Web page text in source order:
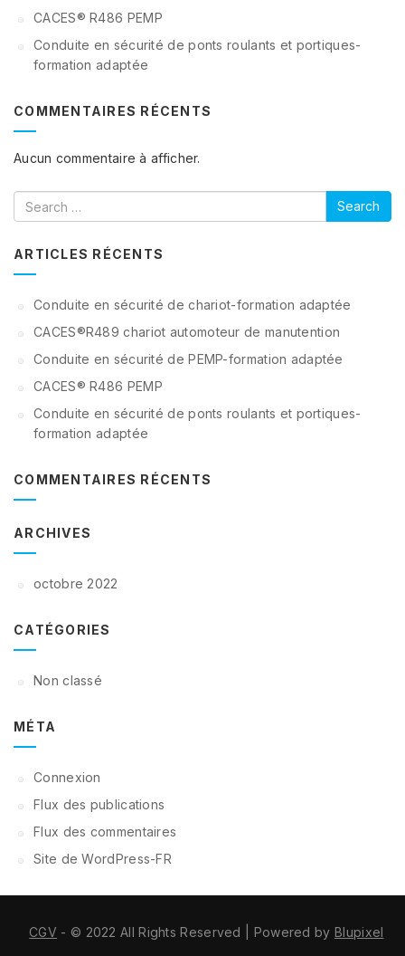
CACES® R486 PEMP
Conduite en sécurité de ponts roulants et portiques-
formation adaptée
COMMENTAIRES RÉCENTS
Aucun commentaire à afficher.
Search
ARTICLES RÉCENTS
Conduite en sécurité de chariot-formation adaptée
CACES®R489 chariot automoteur de manutention
Conduite en sécurité de PEMP-formation adaptée
CACES® R486 PEMP
Conduite en sécurité de ponts roulants et portiques-
formation adaptée
COMMENTAIRES RÉCENTS
ARCHIVES
octobre 2022
CATÉGORIES
Non classé
MÉTA
Connexion
Flux des publications
Flux des commentaires
Site de WordPress-FR
CGV - © 2022 All Rights Reserved | Powered by Blupixel